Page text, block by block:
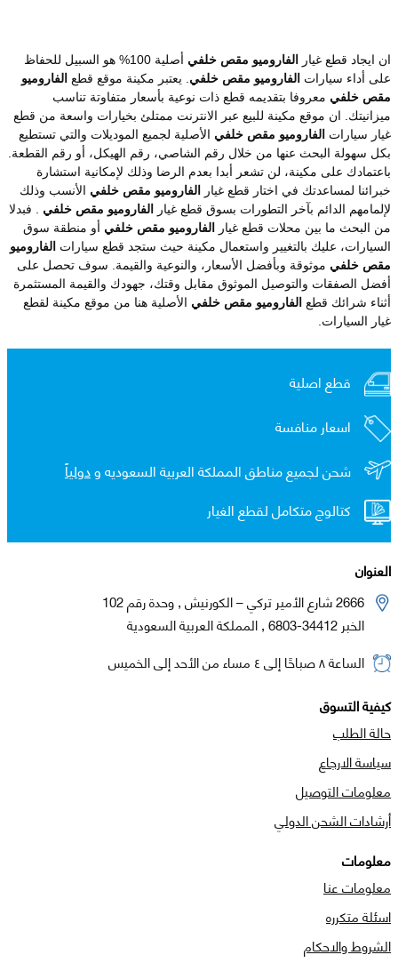
ان ايجاد قطع غيار الفاروميو مقص خلفي
أصلية 100% هو السبيل للحفاظ
على أداء سيارات الفاروميو مقص خلفي . يعتبر مكينة موقع قطع الفاروميو
مقص خلفي معروفا بتقديمه قطع ذات نوعية بأسعار متفاوتة تناسب
ميزانيتك. ان موقع مكينة للبيع عبر الانترنت ممتلئ بخيارات واسعة من قطع
غيار سيارات الفاروميو مقص خلفي الأصلية لجميع الموديلات والتي تستطيع
بكل سهولة البحث عنها من خلال رقم الشاصي، رقم الهيكل، أو رقم القطعة.
باعتمادك على مكينة، لن تشعر أبدا بعدم الرضا وذلك لإمكانية استشارة
خبرائنا لمساعدتك في اختار قطع غيار
الفاروميو مقص خلفي الأنسب وذلك
لإلمامهم الدائم بآخر التطورات بسوق قطع غيار
الفاروميو مقص خلفي . فبدلا
من البحث ما بين محلات قطع غيار
الفاروميو مقص خلفي أو منطقة سوق
السيارات، عليك بالتغيير واستعمال مكينة حيث ستجد قطع سيارات الفاروميو
مقص خلفي موثوقة وبأفضل الأسعار، والنوعية والقيمة. سوف تحصل على
أفضل الصفقات والتوصيل الموثوق مقابل وقتك، جهودك والقيمة المستثمرة
أثناء شرائك قطع الفاروميو مقص خلفي الأصلية هنا من موقع مكينة لقطع
غيار السيارات.
قطع اصلية
اسعار منافسة
شحن لجميع مناطق المملكة العربية السعوديه ودولياً
كتالوج متكامل لقطع الغيار
العنوان
2666 شارع الأمير تركي – الكورنيش , وحدة رقم 102
الخبر 34412-6803 , المملكة العربية السعودية
الساعة ٨ صباحًا إلى ٤ مساء من الأحد إلى الخميس
كيفية التسوق
حالة الطلب
سياسة الارجاع
معلومات التوصيل
أرشادات الشحن الدولي
معلومات
معلومات عنا
اسئلة متكرره
الشروط والاحكام